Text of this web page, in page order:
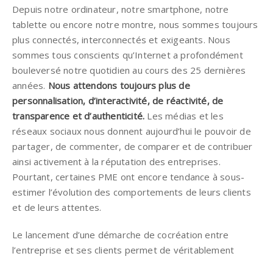
Depuis notre ordinateur, notre smartphone, notre
tablette ou encore notre montre, nous sommes toujours
plus connectés, interconnectés et exigeants. Nous
sommes tous conscients qu’Internet a profondément
bouleversé notre quotidien au cours des 25 dernières
années. Nous attendons toujours plus de
personnalisation, d’interactivité, de réactivité, de
transparence et d’authenticité. Les médias et les
réseaux sociaux nous donnent aujourd’hui le pouvoir de
partager, de commenter, de comparer et de contribuer
ainsi activement à la réputation des entreprises.
Pourtant, certaines PME ont encore tendance à sous-
estimer l’évolution des comportements de leurs clients
et de leurs attentes.
Le lancement d’une démarche de cocréation entre
l’entreprise et ses clients permet de véritablement